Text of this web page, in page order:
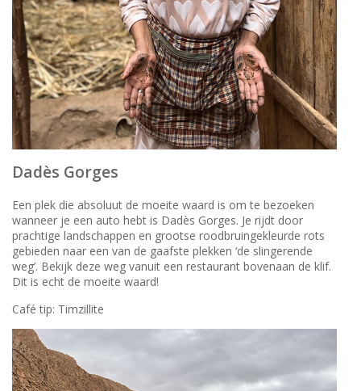
Dadès Gorges
Een plek die absoluut de moeite waard is om te bezoeken
wanneer je een auto hebt is Dadès Gorges. Je rijdt door
prachtige landschappen en grootse roodbruingekleurde rots
gebieden naar een van de gaafste plekken ‘de slingerende
weg’. Bekijk deze weg vanuit een restaurant bovenaan de klif.
Dit is echt de moeite waard!
Café tip: Timzillite